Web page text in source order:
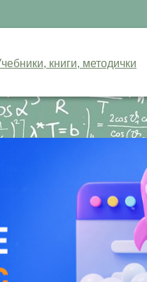
книги, методички